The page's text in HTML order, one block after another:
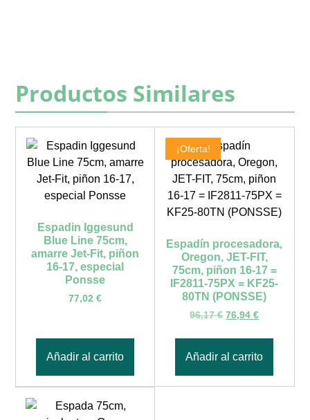
Productos Similares
Espadin Iggesund
Blue Line 75cm,
amarre Jet-Fit, piñon
16-17, especial
Ponsse
77,02€
Añadir al carrito
¡Oferta!
Espadín procesadora,
Oregon, JET-FIT,
75cm, piñon 16-17 =
IF2811-75PX = KF25-
80TN (PONSSE)
96,17€ 76,94€
Añadir al carrito